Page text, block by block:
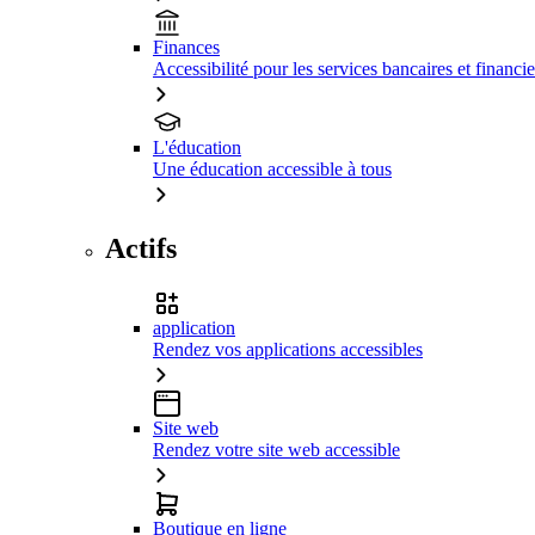
Finances
Accessibilité pour les services bancaires et
L'éducation
Une éducation accessible à tous
Actifs
application
Rendez vos applications accessibles
Site web
Rendez votre site web accessible
Boutique en ligne